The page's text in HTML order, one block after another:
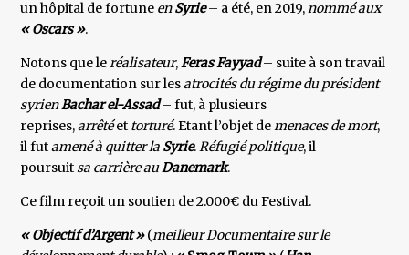
un hôpital de fortune enSyrie– a été, en 2019,nommé aux
« Oscars ».
Notons que leréalisateur,Feras Fayyad– suite à son travail
de documentation sur lesatrocités du régime du président
syrienBachar el-Assad– fut, à plusieurs
reprises,arrêtéet torturé. Etant l’objet demenaces de mort,
il futamené à quitter la Syrie.Réfugié politique, il
poursuitsa carrière auDanemark.
Ce film reçoit un soutien de 2.000€ du Festival.
« Objectif d’Argent »(meilleur Documentaire sur le